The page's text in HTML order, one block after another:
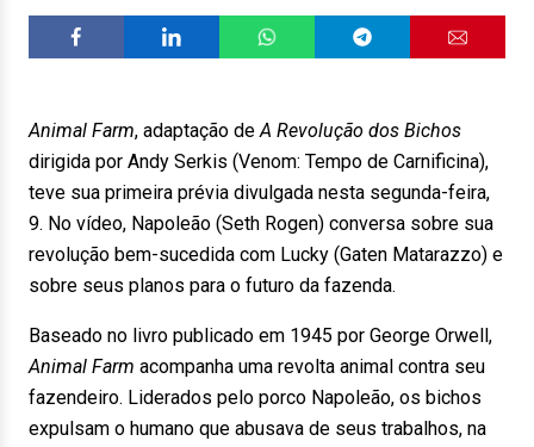
Animal Farm, adaptação deA Revolução dos Bichos
dirigida por Andy Serkis (Venom: Tempo de Carnificina),
teve sua primeira prévia divulgada nesta segunda-feira,
9. No vídeo, Napoleão (Seth Rogen) conversa sobre sua
revolução bem-sucedida com Lucky (Gaten Matarazzo) e
sobre seus planos para o futuro da fazenda.
Baseado no livro publicado em 1945 por George Orwell,
Animal Farm acompanha uma revolta animal contra seu
fazendeiro. Liderados pelo porco Napoleão, os bichos
expulsam o humano que abusava de seus trabalhos, na